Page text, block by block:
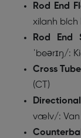
Rod End
xilanh bích
Rod End
ˈbeərɪŋ/:
Cross Tube
(CT)
vælv/: Van